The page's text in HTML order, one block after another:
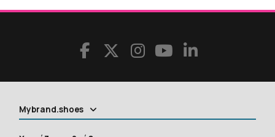
Mybrand.shoes